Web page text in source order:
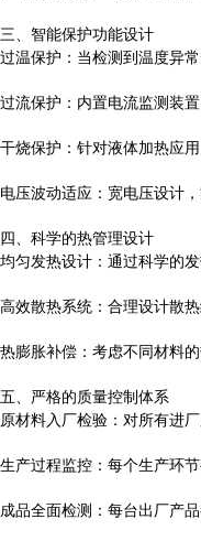
三、智能保护功能设计
过温保护：当检测到温度异
过流保护：内置电流监测装
干烧保护：针对液体加热应
电压波动适应：宽电压设计
四、科学的热管理设计
均匀发热设计：通过科学的
高效散热系统：合理设计散
热膨胀补偿：考虑不同材料
五、严格的质量控制体系
原材料入厂检验：对所有进
生产过程监控：每个生产环
成品全面检测：每台出厂产